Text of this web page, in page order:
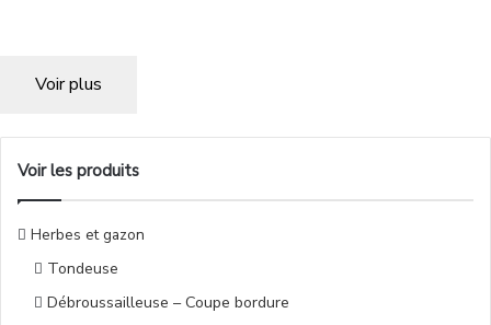
Voir plus
Voir les produits
Herbes et gazon
Tondeuse
Débroussailleuse – Coupe bordure